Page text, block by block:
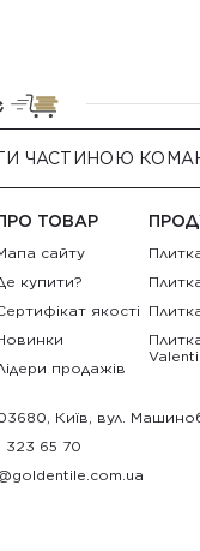
ЧАСТИНОЮ
ТОВАР
сайту
купити?
якості
продажів
Київ, вул.
323 65 70